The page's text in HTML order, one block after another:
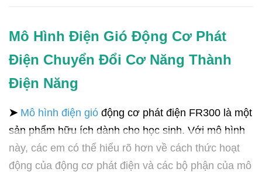
Mô Hình Điện Gió Động Cơ Phát
Điện Chuyển Đổi Cơ Năng Thành
Điện Năng
➤ Mô hình điện gió động cơ phát điện FR300 là một
sản phẩm hữu ích dành cho học sinh. Với mô hình
này, các em có thể hiểu rõ hơn về cách thức hoạt
động của động cơ phát điện và các bộ phận của mô